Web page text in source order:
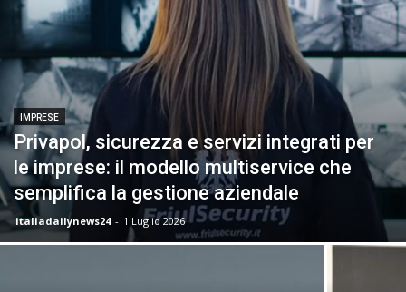
News
IMPRESE
Privapol, sicurezza e servizi integrati per
le imprese: il modello multiservice che
semplifica la gestione aziendale
italiadailynews24 - 1 Luglio 2026